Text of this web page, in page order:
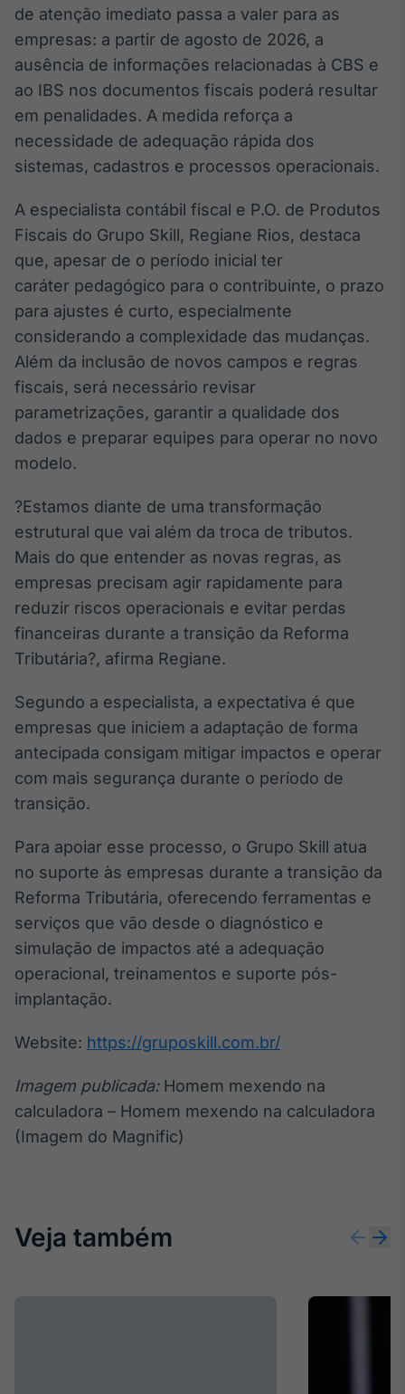
Broadcast
Curadoria
Curadoria de
conteúdos
noticiosos
Soluções de
Tecnologia
Monitoramento
inteligente de
notícias e
Broadcast
Fundos
A melhor
analisar fundos
de investimento
Em breve
BroadFast
Em breve
Gestão de
Investimentos
Em breve
de ativos
Em breve
Crédito
de atenção imediato passa a valer para as
empresas: a partir de agosto de 2026, a
ausência de informações relacionadas à CBS e
ao IBS nos documentos fiscais poderá resultar
em penalidades. A medida reforça a
necessidade de adequação rápida dos
sistemas, cadastros e processos operacionais.
A especialista contábil fiscal e P.O. de Produtos
Fiscais do Grupo Skill, Regiane Rios, destaca
que, apesar de o período inicial ter
caráter pedagógico para o contribuinte, o prazo
para ajustes é curto, especialmente
considerando a complexidade das mudanças.
Além da inclusão de novos campos e regras
fiscais, será necessário revisar
parametrizações, garantir a qualidade dos
dados e preparar equipes para operar no novo
modelo.
?Estamos diante de uma transformação
estrutural que vai além da troca de tributos.
Mais do que entender as novas regras, as
empresas precisam agir rapidamente para
reduzir riscos operacionais e evitar perdas
financeiras durante a transição da Reforma
Tributária?, afirma Regiane.
Segundo a especialista, a expectativa é que
empresas que iniciem a adaptação de forma
antecipada consigam mitigar impactos e operar
com mais segurança durante o período de
transição.
Para apoiar esse processo, o Grupo Skill atua
no suporte às empresas durante a transição da
Reforma Tributária, oferecendo ferramentas e
serviços que vão desde o diagnóstico e
simulação de impactos até a adequação
operacional, treinamentos e suporte pós-
implantação.
Website: https://gruposkill.com.br/
Imagem publicada:Homem mexendo na
calculadora – Homem mexendo na calculadora
(Imagem do Magnific)
Veja também